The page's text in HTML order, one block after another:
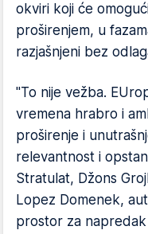
okviri koji će
proširenjem, u
razjašnjeni bez
"To nije vežba.
vremena hrabro i
proširenje i
relevantnost i
Stratulat, Džons
Lopez Domenek,
prostor za